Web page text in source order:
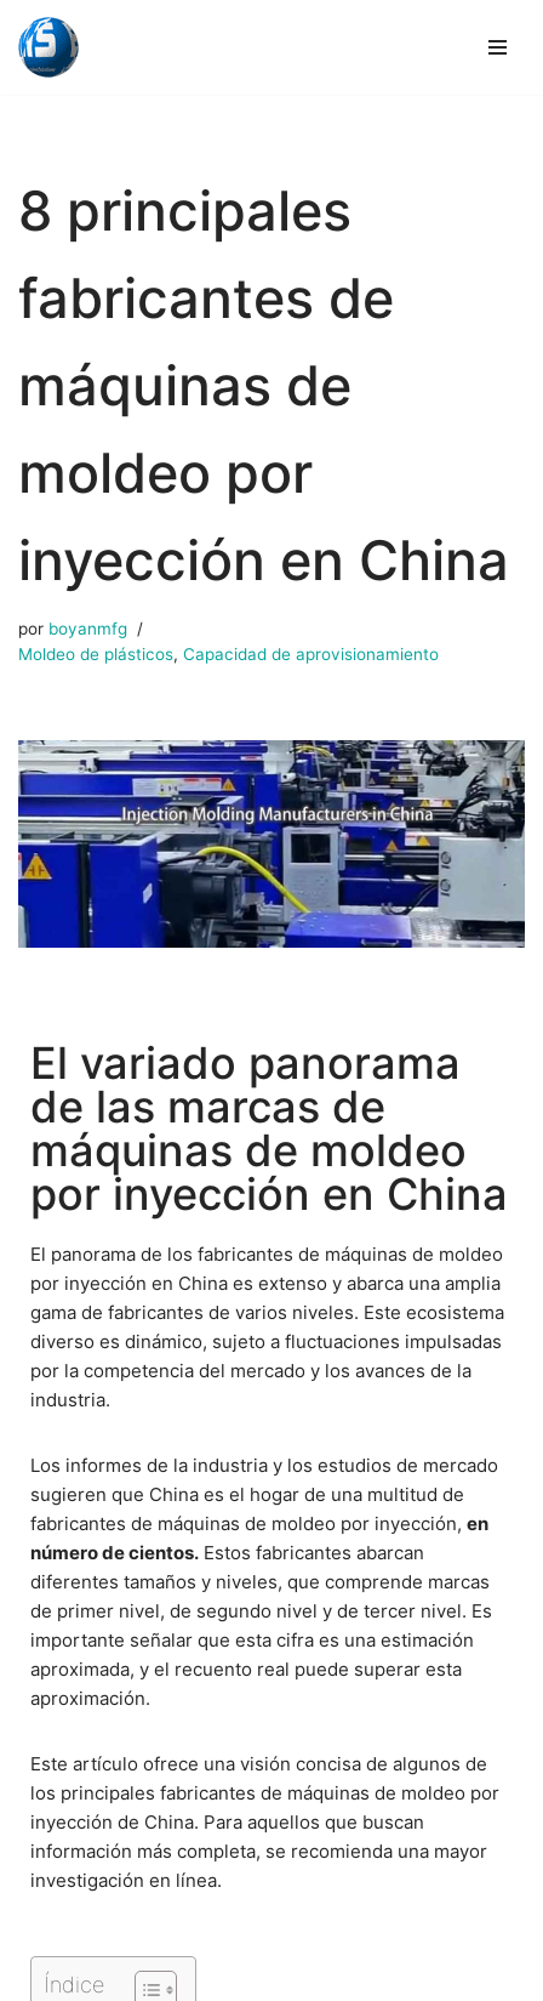
Ir
8 principales
fabricantes de
máquinas de
moldeo por
inyección en China
por boyanmfg
Moldeo de plásticos, Capacidad de aprovisionamiento
El variado panorama
de las marcas de
máquinas de moldeo
por inyección en China
El panorama de los fabricantes de máquinas de moldeo
por inyección en China es extenso y abarca una amplia
gama de fabricantes de varios niveles. Este ecosistema
diverso es dinámico, sujeto a fluctuaciones impulsadas
por la competencia del mercado y los avances de la
industria.
Los informes de la industria y los estudios de mercado
sugieren que China es el hogar de una multitud de
fabricantes de máquinas de moldeo por inyección, en
número de cientos. Estos fabricantes abarcan
diferentes tamaños y niveles, que comprende marcas
de primer nivel, de segundo nivel y de tercer nivel. Es
importante señalar que esta cifra es una estimación
aproximada, y el recuento real puede superar esta
aproximación.
Este artículo ofrece una visión concisa de algunos de
los principales fabricantes de máquinas de moldeo por
inyección de China. Para aquellos que buscan
información más completa, se recomienda una mayor
investigación en línea.
Índice